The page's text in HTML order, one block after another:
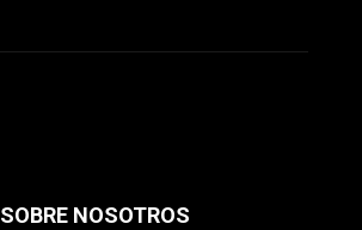
SOBRE NOSOTROS